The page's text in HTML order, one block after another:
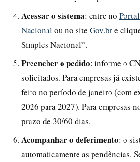
Acessar o sistema: entre no
Nacional ou no site Gov.bre
Simples Nacional”.
Preencher o pedido: informe o
solicitados. Para empresas já
feito no período de janeiro (com
2026 para 2027). Para empresas
prazo de 30/60 dias.
Acompanhar o deferimento: o
automaticamente as pendências.